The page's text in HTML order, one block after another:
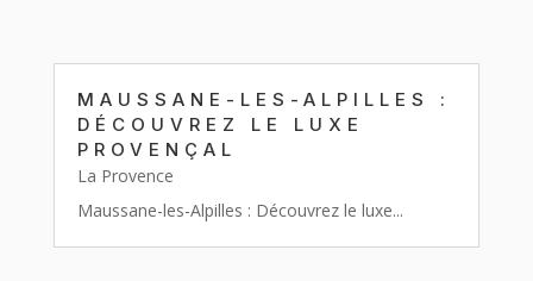
MAUSSANE-LES-ALPILLES :
DÉCOUVREZ LE LUXE
PROVENÇAL
La Provence
Maussane-les-Alpilles : Découvrez le luxe...